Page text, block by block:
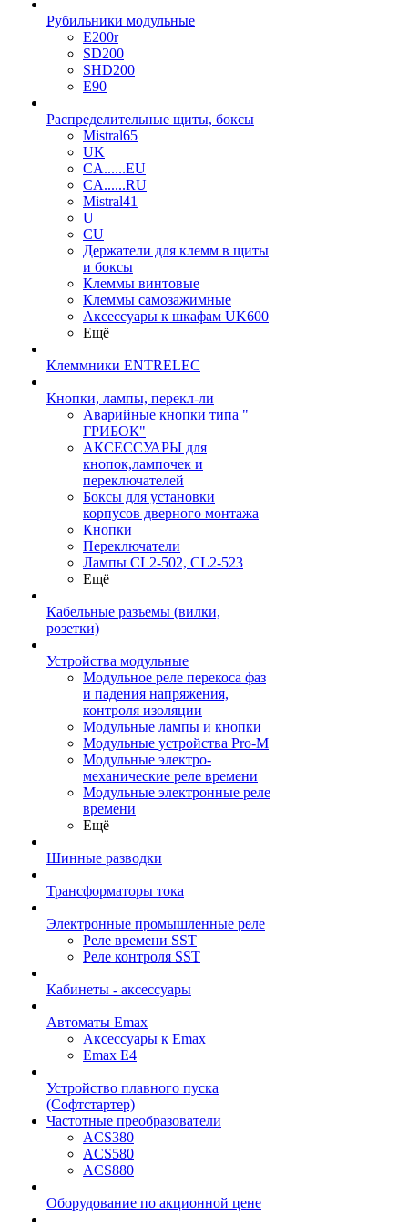
Рубильники модульные
E200r
SD200
SHD200
E90
Распределительные щиты, боксы
Mistral65
UK
CA......EU
CA......RU
Mistral41
U
CU
Держатели для клемм в щиты
и боксы
Клеммы винтовые
Клеммы самозажимные
Аксессуары к шкафам UK600
Ещё
Клеммники ENTRELEC
Кнопки, лампы, перекл-ли
Аварийные кнопки типа "
ГРИБОК"
АКСЕССУАРЫ для
кнопок,лампочек и
переключателей
Боксы для установки
корпусов дверного монтажа
Кнопки
Переключатели
Лампы CL2-502, CL2-523
Ещё
Кабельные разъемы (вилки,
розетки)
Устройства модульные
Модульное реле перекоса фаз
и падения напряжения,
контроля изоляции
Модульные лампы и кнопки
Модульные устройства Pro-M
Модульные электро-
механические реле времени
Модульные электронные реле
времени
Ещё
Шинные разводки
Трансформаторы тока
Электронные промышленные реле
Реле времени SST
Реле контроля SST
Кабинеты - аксессуары
Автоматы Emax
Аксессуары к Emax
Emax E4
Устройство плавного пуска
(Софтстартер)
Частотные преобразователи
ACS380
ACS580
ACS880
Оборудование по акционной цене